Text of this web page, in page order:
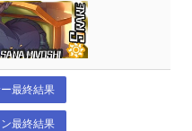
最終結果
最終結果